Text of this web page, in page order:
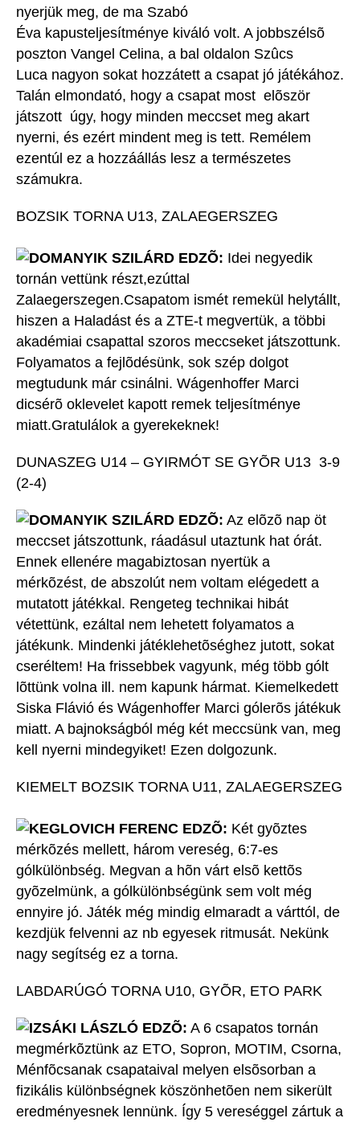
nyerjük meg, de ma Szabó
Éva kapusteljesítménye kiváló volt. A jobbszélsõ
poszton Vangel Celina, a bal oldalon Szûcs
Luca nagyon sokat hozzátett a csapat jó játékához.
Talán elmondató, hogy a csapat most elõször
játszott úgy, hogy minden meccset meg akart
nyerni, és ezért mindent meg is tett. Remélem
ezentúl ez a hozzáállás lesz a természetes
számukra.
BOZSIK TORNA U13, ZALAEGERSZEG
DOMANYIK SZILÁRD EDZÕ: Idei negyedik
tornán vettünk részt,ezúttal
Zalaegerszegen.Csapatom ismét remekül helytállt,
hiszen a Haladást és a ZTE-t megvertük, a többi
akadémiai csapattal szoros meccseket játszottunk.
Folyamatos a fejlõdésünk, sok szép dolgot
megtudunk már csinálni. Wágenhoffer Marci
dicsérõ oklevelet kapott remek teljesítménye
miatt.Gratulálok a gyerekeknek!
DUNASZEG U14 – GYIRMÓT SE GYÕR U13 3-9
(2-4)
DOMANYIK SZILÁRD EDZÕ: Az elõzõ nap öt
meccset játszottunk, ráadásul utaztunk hat órát.
Ennek ellenére magabiztosan nyertük a
mérkõzést, de abszolút nem voltam elégedett a
mutatott játékkal. Rengeteg technikai hibát
vétettünk, ezáltal nem lehetett folyamatos a
játékunk. Mindenki játéklehetõséghez jutott, sokat
cseréltem! Ha frissebbek vagyunk, még több gólt
lõttünk volna ill. nem kapunk hármat. Kiemelkedett
Siska Flávió és Wágenhoffer Marci gólerõs játékuk
miatt. A bajnokságból még két meccsünk van, meg
kell nyerni mindegyiket! Ezen dolgozunk.
KIEMELT BOZSIK TORNA U11, ZALAEGERSZEG
KEGLOVICH FERENC EDZÕ: Két gyõztes
mérkõzés mellett, három vereség, 6:7-es
gólkülönbség. Megvan a hõn várt elsõ kettõs
gyõzelmünk, a gólkülönbségünk sem volt még
ennyire jó. Játék még mindig elmaradt a várttól, de
kezdjük felvenni az nb egyesek ritmusát. Nekünk
nagy segítség ez a torna.
LABDARÚGÓ TORNA U10, GYÕR, ETO PARK
IZSÁKI LÁSZLÓ EDZÕ: A 6 csapatos tornán
megmérkõztünk az ETO, Sopron, MOTIM, Csorna,
Ménfõcsanak csapataival melyen elsõsorban a
fizikális különbségnek köszönhetõen nem sikerült
eredményesnek lennünk. Így 5 vereséggel zártuk a